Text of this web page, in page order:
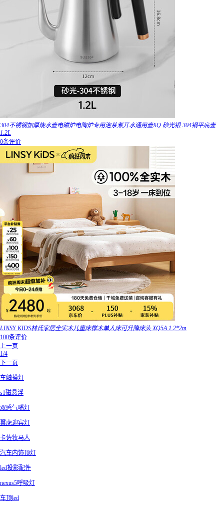
304不锈钢加厚烧水壶电磁炉电陶炉专用泡茶煮开水通用壶XQ 砂光银-304钢平底壶
1.2L
0条评价
LINSY KIDS林氏家居全实木儿童床榉木单人床可升降床头 XQ5A 1.2*2m
100条评价
上一页
1/4
下一页
车触摸灯
s1磁悬浮
双感气嘴灯
翼虎迎宾灯
卡佐牧马人
汽车内饰顶灯
led投影配件
nexus5呼吸灯
车顶led